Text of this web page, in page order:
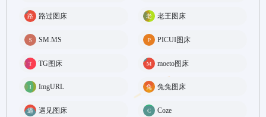
路过图床 老王图床
SM.MS PICUI图床
TG图床 moeto图床
ImgURL 兔兔图床
遇见图床 Coze